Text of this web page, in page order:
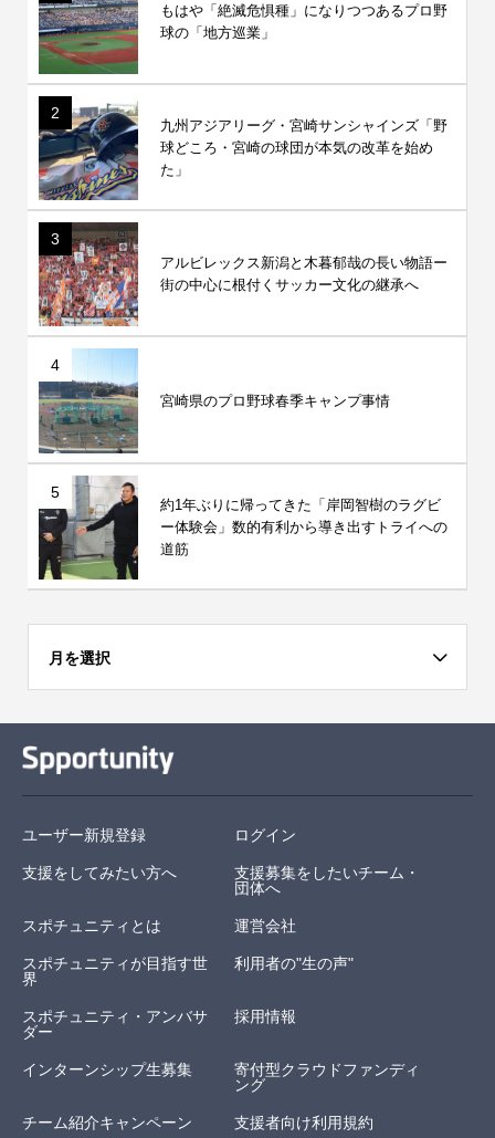
もはや「絶滅危惧種」になりつつあるプロ野
球の「地方巡業」
2
九州アジアリーグ・宮崎サンシャインズ「野
球どころ・宮崎の球団が本気の改革を始め
た」
3
アルビレックス新潟と木暮郁哉の長い物語ー
街の中心に根付くサッカー文化の継承へ
4
宮崎県のプロ野球春季キャンプ事情
5
約1年ぶりに帰ってきた「岸岡智樹のラグビ
ー体験会」数的有利から導き出すトライへの
道筋
月を選択
ユーザー新規登録 ログイン
支援をしてみたい方へ
支援募集をしたいチーム・
団体へ
スポチュニティとは 運営会社
スポチュニティが目指す世
界
利用者の"生の声"
スポチュニティ・アンバサ
ダー
採用情報
インターンシップ生募集
寄付型クラウドファンディ
ング
チーム紹介キャンペーン 支援者向け利用規約